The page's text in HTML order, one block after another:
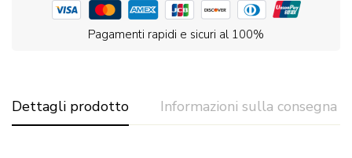
Pagamenti rapidi e sicuri al 100%
Dettagli prodotto Informazioni sulla consegna